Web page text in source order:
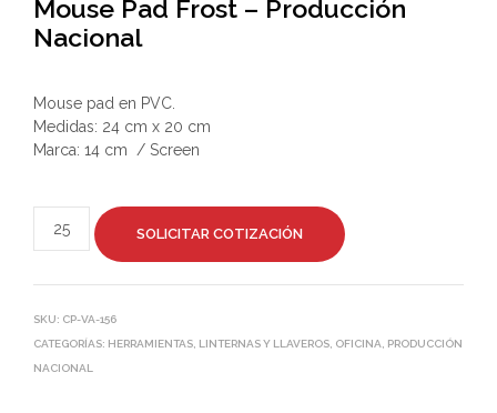
Mouse Pad Frost – Producción
Nacional
Mouse pad en PVC.
Medidas: 24 cm x 20 cm
Marca: 14 cm / Screen
SOLICITAR COTIZACIÓN
SKU: CP-VA-156
CATEGORÍAS: HERRAMIENTAS, LINTERNAS Y LLAVEROS OFICINA
PRODUCCIÓN
NACIONAL